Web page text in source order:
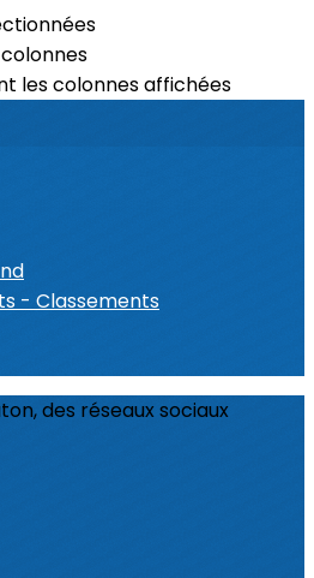
les colonnes affichées
- Classements
des réseaux sociaux